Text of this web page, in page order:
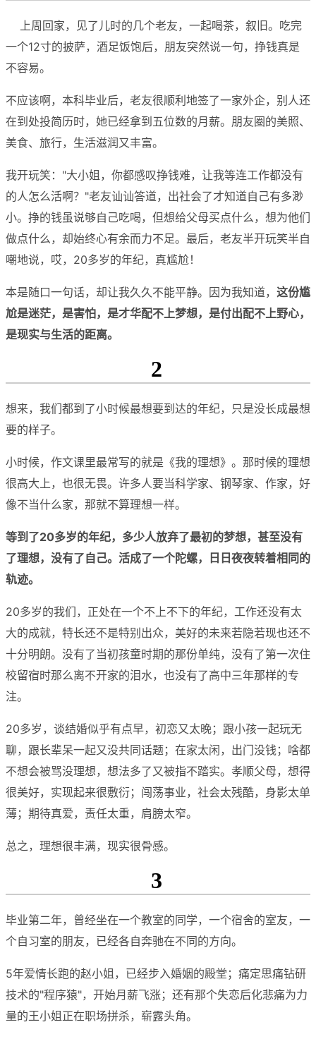
上周回家，见了儿时的几个老友，一起喝茶，叙旧。吃完
一个12寸的披萨，酒足饭饱后，朋友突然说一句，挣钱真是
不容易。
不应该啊，本科毕业后，老友很顺利地签了一家外企，别人还
在到处投简历时，她已经拿到五位数的月薪。朋友圈的美照、
美食、旅行，生活滋润又丰富。
我开玩笑："大小姐，你都感叹挣钱难，让我等连工作都没有
的人怎么活啊？"老友讪讪答道，出社会了才知道自己有多渺
小。挣的钱虽说够自己吃喝，但想给父母买点什么，想为他们
做点什么，却始终心有余而力不足。最后，老友半开玩笑半自
嘲地说，哎，20多岁的年纪，真尴尬！
本是随口一句话，却让我久久不能平静。因为我知道， 这份尴
尬是迷茫，是害怕，是才华配不上梦想，是付出配不上野心，
是现实与生活的距离。
2
想来，我们都到了小时候最想要到达的年纪，只是没长成最想
要的样子。
小时候，作文课里最常写的就是《我的理想》。那时候的理想
很高大上，也很无畏。许多人要当科学家、钢琴家、作家，好
像不当什么家，那就不算理想一样。
等到了20多岁的年纪，多少人放弃了最初的梦想，甚至没有
了理想，没有了自己。活成了一个陀螺，日日夜夜转着相同的
轨迹。
20多岁的我们，正处在一个不上不下的年纪，工作还没有太
大的成就，特长还不是特别出众，美好的未来若隐若现也还不
十分明朗。没有了当初孩童时期的那份单纯，没有了第一次住
校留宿时那么离不开家的泪水，也没有了高中三年那样的专
注。
20多岁，谈结婚似乎有点早，初恋又太晚；跟小孩一起玩无
聊，跟长辈呆一起又没共同话题；在家太闲，出门没钱；啥都
不想会被骂没理想，想法多了又被指不踏实。孝顺父母，想得
很美好，实现起来很敷衍；闯荡事业，社会太残酷，身影太单
薄；期待真爱，责任太重，肩膀太窄。
总之，理想很丰满，现实很骨感。
3
毕业第二年，曾经坐在一个教室的同学，一个宿舍的室友，一
个自习室的朋友，已经各自奔驰在不同的方向。
5年爱情长跑的赵小姐，已经步入婚姻的殿堂；痛定思痛钻研
技术的"程序猿"，开始月薪飞涨；还有那个失恋后化悲痛为力
量的王小姐正在职场拼杀，崭露头角。